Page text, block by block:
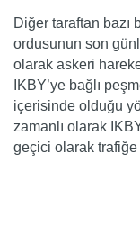
Diğer taraftan bazı
ordusunun son
olarak askeri
IKBY’ye bağlı
içerisinde olduğu
zamanlı olarak
geçici olarak trafiğe